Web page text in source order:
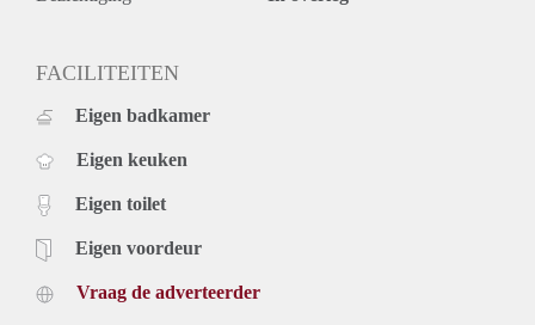
FACILITEITEN
Eigen badkamer
Eigen keuken
Eigen toilet
Eigen voordeur
Vraag de adverteerder